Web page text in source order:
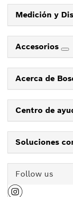
Medición y
Accesorios
Acerca de
Centro de
Soluciones
Follow us